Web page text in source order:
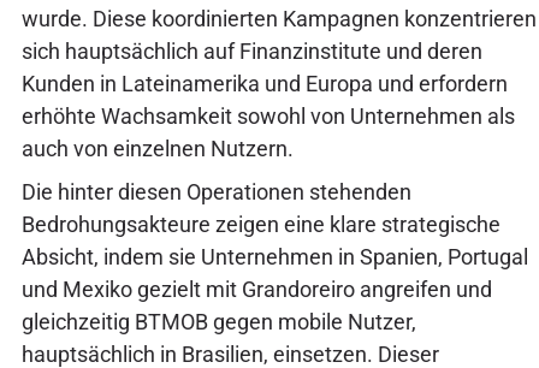
wurde. Diese koordinierten Kampagnen konzentrieren
sich hauptsächlich auf Finanzinstitute und deren
Kunden in Lateinamerika und Europa und erfordern
erhöhte Wachsamkeit sowohl von Unternehmen als
auch von einzelnen Nutzern.
Die hinter diesen Operationen stehenden
Bedrohungsakteure zeigen eine klare strategische
Absicht, indem sie Unternehmen in Spanien, Portugal
und Mexiko gezielt mit Grandoreiro angreifen und
gleichzeitig BTMOB gegen mobile Nutzer,
hauptsächlich in Brasilien, einsetzen. Dieser